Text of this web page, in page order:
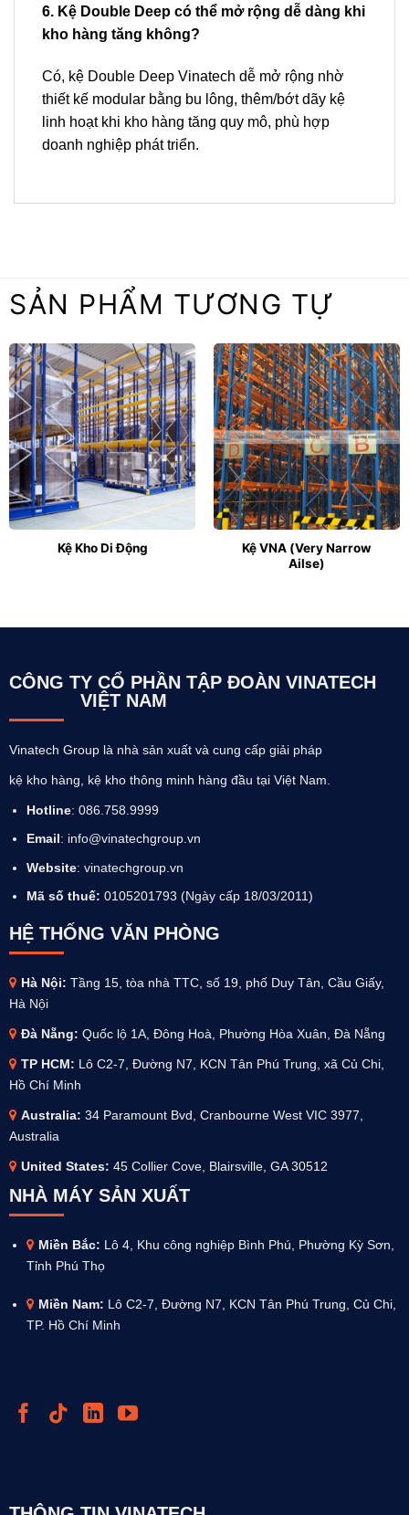
6. Kệ Double Deep có thể mở rộng dễ dàng khi
kho hàng tăng không?
Có, kệ Double Deep Vinatech dễ mở rộng nhờ
thiết kế modular bằng bu lông, thêm/bớt dãy kệ
linh hoạt khi kho hàng tăng quy mô, phù hợp
doanh nghiệp phát triển.
SẢN PHẨM TƯƠNG TỰ
Kệ Kho Di Động
Kệ VNA (Very Narrow
Ailse)
CÔNG TY CỔ PHẦN TẬP ĐOÀN VINATECH
VIỆT NAM
Vinatech Group là nhà sản xuất và cung cấp giải pháp
kệ kho hàng, kệ kho thông minh hàng đầu tại Việt Nam.
Hotline: 086.758.9999
Email: info@vinatechgroup.vn
Website: vinatechgroup.vn
Mã số thuế: 0105201793 (Ngày cấp 18/03/2011)
HỆ THỐNG VĂN PHÒNG
Hà Nội: Tầng 15, tòa nhà TTC, số 19, phố Duy Tân, Cầu Giấy,
Hà Nội
Đà Nẵng: Quốc lộ 1A, Đông Hoà, Phường Hòa Xuân, Đà Nẵng
TP HCM: Lô C2-7, Đường N7, KCN Tân Phú Trung, xã Củ Chi,
Hồ Chí Minh
Australia: 34 Paramount Bvd, Cranbourne West VIC 3977,
Australia
United States: 45 Collier Cove, Blairsville, GA 30512
NHÀ MÁY SẢN XUẤT
Miền Bắc: Lô 4, Khu công nghiệp Bình Phú, Phường Kỳ Sơn,
Tỉnh Phú Thọ
Miền Nam: Lô C2-7, Đường N7, KCN Tân Phú Trung, Củ Chi,
TP. Hồ Chí Minh